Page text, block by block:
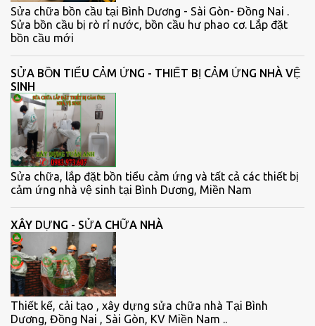
Sửa chữa bồn cầu tại Bình Dương - Sài Gòn- Đồng Nai .
Sửa bồn cầu bị rò rỉ nước, bồn cầu hư phao cơ. Lắp đặt
bồn cầu mới
SỬA BỒN TIỂU CẢM ỨNG - THIẾT BỊ CẢM ỨNG NHÀ VỆ
SINH
Sửa chữa, lắp đặt bồn tiểu cảm ứng và tất cả các thiết bị
cảm ứng nhà vệ sinh tại Bình Dương, Miền Nam
XÂY DỰNG - SỬA CHỮA NHÀ
Thiết kế, cải tạo , xây dựng sửa chữa nhà Tại Bình
Dương, Đồng Nai , Sài Gòn, KV Miền Nam ..